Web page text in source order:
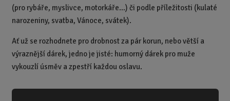
(pro rybáře, myslivce, motorkáře…) či podle příležitosti (kulaté
narozeniny, svatba, Vánoce, svátek).
Ať už se rozhodnete pro drobnost za pár korun, nebo větší a
výraznější dárek, jedno je jisté: humorný dárek pro muže
vykouzlí úsměv a zpestří každou oslavu.